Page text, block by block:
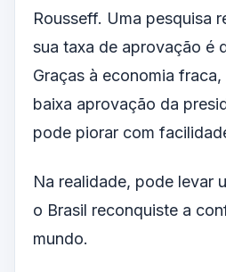
Rousseff. Uma pesquisa
sua taxa de aprovação é
Graças à economia
baixa aprovação da
pode piorar com
Na realidade, pode levar
o Brasil reconquiste a
mundo.